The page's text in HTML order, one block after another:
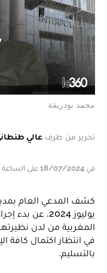
محمد بودريقة
تحرير من طرف عالي
في 18/07/2024 على الساعة 19:05
يوليوز 2024،
المغربية من لدن نظيرتها
في انتظار اكتمال كافة
بالتسليم.